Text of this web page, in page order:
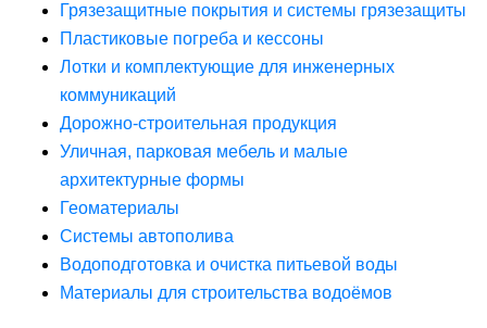
Грязезащитные покрытия и системы грязезащиты
Пластиковые погреба и кессоны
Лотки и комплектующие для инженерных
коммуникаций
Дорожно-строительная продукция
Уличная, парковая мебель и малые
архитектурные формы
Геоматериалы
Системы автополива
Водоподготовка и очистка питьевой воды
Материалы для строительства водоёмов